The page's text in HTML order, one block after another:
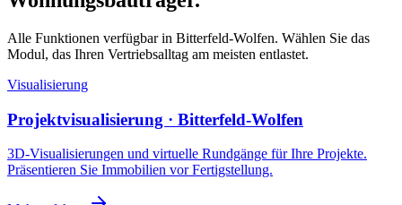
Alle Funktionen verfügbar in Bitterfeld-Wolfen. Wählen Sie das
Modul, das Ihren Vertriebsalltag am meisten entlastet.
Visualisierung
Projektvisualisierung · Bitterfeld-Wolfen
3D-Visualisierungen und virtuelle Rundgänge für Ihre Projekte.
Präsentieren Sie Immobilien vor Fertigstellung.